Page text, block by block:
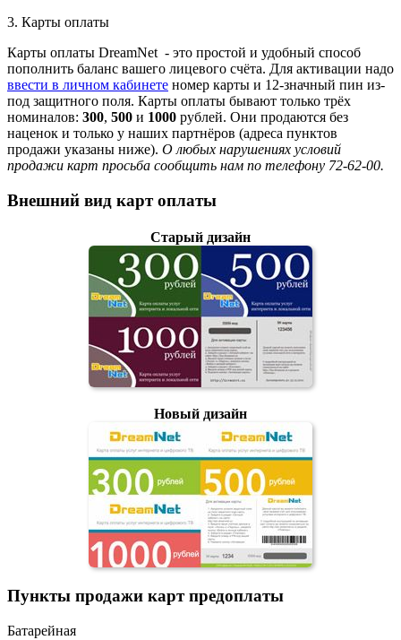
3. Карты оплаты
Карты оплаты DreamNet - это простой и удобный способ
пополнить баланс вашего лицевого счёта. Для активации надо
ввести в личном кабинете номер карты и 12-значный пин из-
под защитного поля. Карты оплаты бывают только трёх
номиналов: 300, 500 и 1000 рублей. Они продаются без
наценок и только у наших партнёров (адреса пунктов
продажи указаны ниже). О любых нарушениях условий
продажи карт просьба сообщить нам по телефону 72-62-00.
Внешний вид карт оплаты
Старый дизайн
Новый дизайн
Пункты продажи карт предоплаты
Батарейная